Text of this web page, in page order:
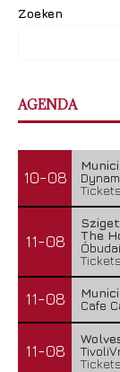
Zoeken
AGENDA
10-08
Tickets
11-08
The
Tickets
11-08
Cafe
11-08
Tickets